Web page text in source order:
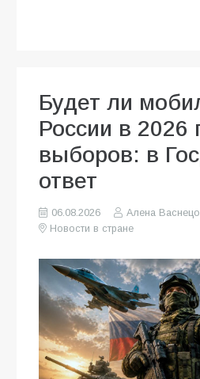
Будет ли
России в 2026
выборов: в
ответ
06.08.2026
Алена
Новости в стране